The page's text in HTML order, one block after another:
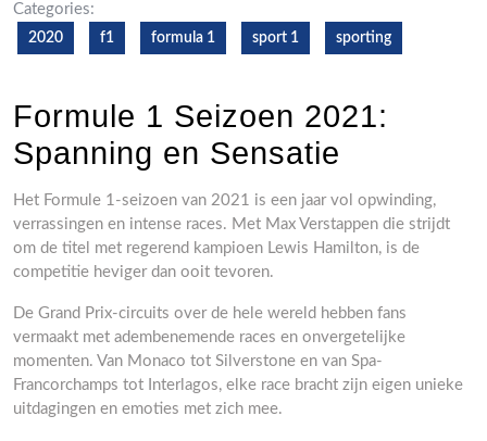
Categories:
2020 f1 formula 1 sport 1 sporting
Formule 1 Seizoen 2021:
Spanning en Sensatie
Het Formule 1-seizoen van 2021 is een jaar vol opwinding,
verrassingen en intense races. Met Max Verstappen die strijdt
om de titel met regerend kampioen Lewis Hamilton, is de
competitie heviger dan ooit tevoren.
De Grand Prix-circuits over de hele wereld hebben fans
vermaakt met adembenemende races en onvergetelijke
momenten. Van Monaco tot Silverstone en van Spa-
Francorchamps tot Interlagos, elke race bracht zijn eigen unieke
uitdagingen en emoties met zich mee.